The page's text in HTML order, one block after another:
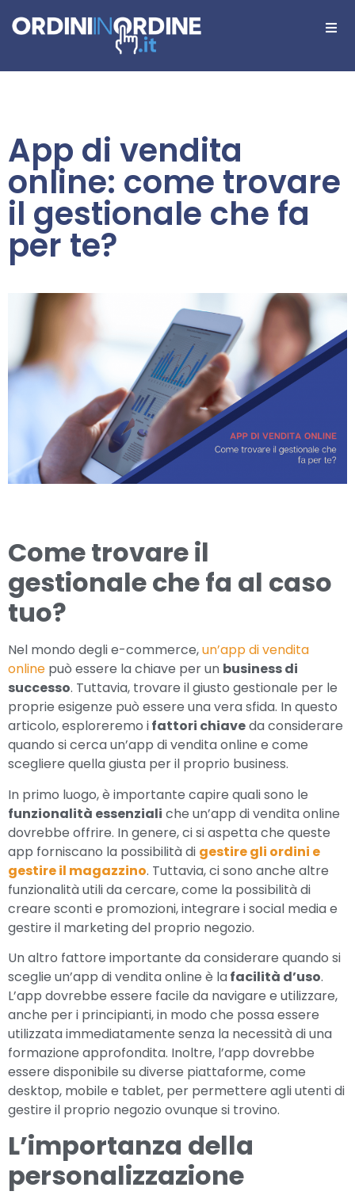
App di vendita
online: come trovare
il gestionale che fa
per te?
Come trovare il
gestionale che fa al caso
tuo?
Nel mondo degli e-commerce,un’app di vendita
online può essere la chiave per un business di
successo. Tuttavia, trovare il giusto gestionale per le
proprie esigenze può essere una vera sfida. In questo
articolo, esploreremo ifattori chiaveda considerare
quando si cerca un’app di vendita online e come
scegliere quella giusta per il proprio business.
In primo luogo, è importante capire quali sono le
funzionalità essenziali che un’app di vendita online
dovrebbe offrire. In genere, ci si aspetta che queste
app forniscano la possibilità di gestire gli ordini e
gestire il magazzino. Tuttavia, ci sono anche altre
funzionalità utili da cercare, come la possibilità di
creare sconti e promozioni, integrare i social media e
gestire il marketing del proprio negozio.
Un altro fattore importante da considerare quando si
sceglie un’app di vendita online è lafacilità d’uso.
L’app dovrebbe essere facile da navigare e utilizzare,
anche per i principianti, in modo che possa essere
utilizzata immediatamente senza la necessità di una
formazione approfondita. Inoltre, l’app dovrebbe
essere disponibile su diverse piattaforme, come
desktop, mobile e tablet, per permettere agli utenti di
gestire il proprio negozio ovunque si trovino.
L’importanza della
personalizzazione